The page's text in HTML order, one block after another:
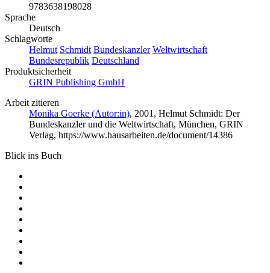
9783638198028
Sprache
Deutsch
Schlagworte
Helmut Schmidt Bundeskanzler Weltwirtschaft
Bundesrepublik Deutschland
Produktsicherheit
GRIN Publishing GmbH
Arbeit zitieren
Monika Goerke (Autor:in), 2001, Helmut Schmidt: Der
Bundeskanzler und die Weltwirtschaft, München, GRIN
Verlag, https://www.hausarbeiten.de/document/14386
Blick ins Buch